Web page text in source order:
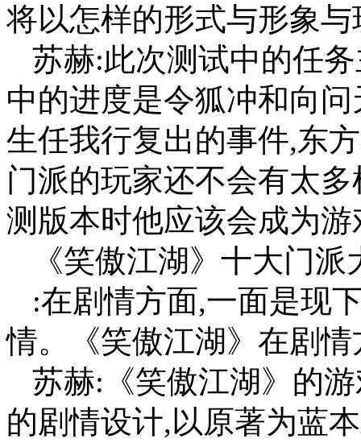
将以怎样的形式与形象与
苏赫:此次测试中的任
中的进度是令狐冲和向
生任我行复出的事件,东
门派的玩家还不会有太
测版本时他应该会成为
《笑傲江湖》十大门
:在剧情方面,一面是现
情。《笑傲江湖》在剧
苏赫:《笑傲江湖》的
的剧情设计,以原著为蓝